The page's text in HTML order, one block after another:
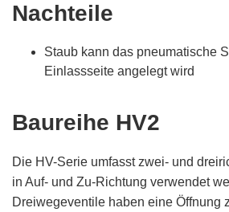
Nachteile
Staub kann das pneumatische
Einlassseite angelegt wird
Baureihe HV2
Die HV-Serie umfasst zwei- und
in Auf- und Zu-Richtung verwendet
Dreiwegeventile haben eine Öffnung